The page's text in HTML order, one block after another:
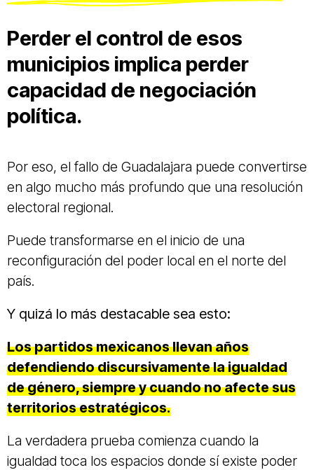
Perder el control de esos
municipios implica perder
capacidad de negociación
política.
Por eso, el fallo de Guadalajara puede convertirse
en algo mucho más profundo que una resolución
electoral regional.
Puede transformarse en el inicio de una
reconfiguración del poder local en el norte del
país.
Y quizá lo más destacable sea esto:
Los partidos mexicanos llevan años
defendiendo discursivamente la igualdad
de género, siempre y cuando no afecte sus
territorios estratégicos.
La verdadera prueba comienza cuando la
igualdad toca los espacios donde sí existe poder